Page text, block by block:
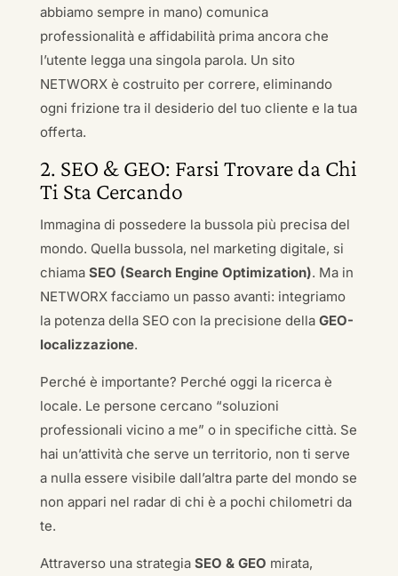
abbiamo sempre in mano) comunica
professionalità e affidabilità prima ancora che
l’utente legga una singola parola. Un sito
NETWORX è costruito per correre, eliminando
ogni frizione tra il desiderio del tuo cliente e la tua
offerta.
2. SEO & GEO: Farsi Trovare da Chi
Ti Sta Cercando
Immagina di possedere la bussola più precisa del
mondo. Quella bussola, nel marketing digitale, si
chiama SEO (Search Engine Optimization). Ma in
NETWORX facciamo un passo avanti: integriamo
la potenza della SEO con la precisione della GEO-
localizzazione.
Perché è importante? Perché oggi la ricerca è
locale. Le persone cercano “soluzioni
professionali vicino a me” o in specifiche città. Se
hai un’attività che serve un territorio, non ti serve
a nulla essere visibile dall’altra parte del mondo se
non appari nel radar di chi è a pochi chilometri da
te.
Attraverso una strategia SEO & GEO mirata,